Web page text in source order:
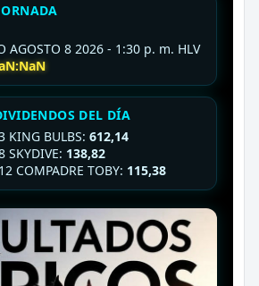
AGOSTO 8 2026 - 1:30 p. m. HLV
DEL DÍA
BULBS: 612,14
138,82
COMPADRE TOBY: 115,38